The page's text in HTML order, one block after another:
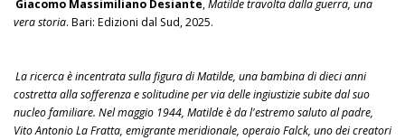
Giacomo Massimiliano Desiante,Matilde travolta dalla guerra, una
vera storia. Bari: Edizioni dal Sud, 2025.
La ricerca è incentrata sulla figura di Matilde, una bambina di dieci anni
costretta alla sofferenza e solitudine per via delle ingiustizie subite dal suo
nucleo familiare. Nel maggio 1944, Matilde è da l'estremo saluto al padre,
Vito Antonio La Fratta, emigrante meridionale, operaio Falck, uno dei creatori